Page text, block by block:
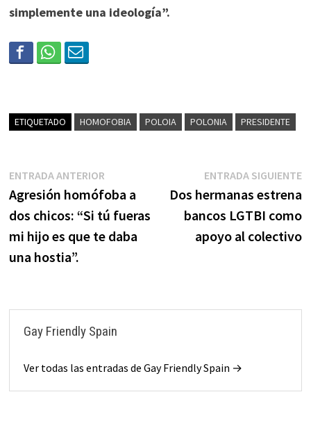
simplemente una ideología”.
ETIQUETADO HOMOFOBIA POLOIA POLONIA PRESIDENTE
ENTRADA ANTERIOR
Agresión homófoba a
dos chicos: “Si tú fueras
mi hijo es que te daba
una hostia”.
ENTRADA SIGUIENTE
Dos hermanas estrena
bancos LGTBI como
apoyo al colectivo
Gay Friendly Spain
Ver todas las entradas de Gay Friendly Spain →